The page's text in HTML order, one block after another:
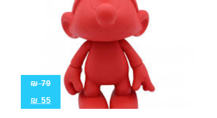
79
₪
55
₪